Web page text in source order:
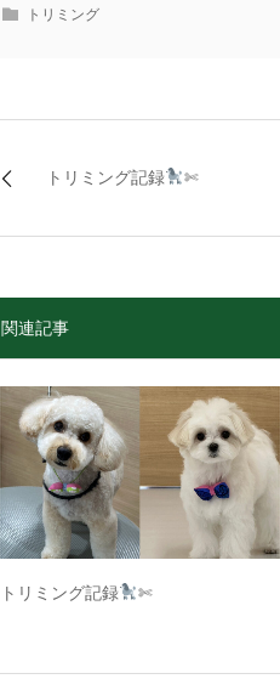
トリミング
トリミング記録 ✄
関連記事
トリミング記録 ✄